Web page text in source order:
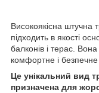
Високоякісна штучна
підходить в якості
балконів і терас. Вона
комфортне і безпечне
Це унікальний вид
призначена для